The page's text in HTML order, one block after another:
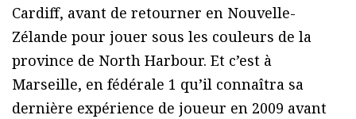
Cardiff, avant de retourner en Nouvelle-
Zélande pour jouer sous les couleurs de la
province de North Harbour. Et c’est à
Marseille, en fédérale 1 qu’il connaîtra sa
dernière expérience de joueur en 2009 avant